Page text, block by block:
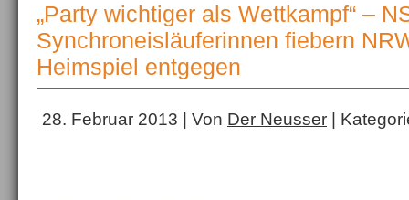
„Party wichtiger als Wettkampf“ –
Synchroneisläuferinnen fiebern
Heimspiel entgegen
28. Februar 2013 | Von Der Neusser |